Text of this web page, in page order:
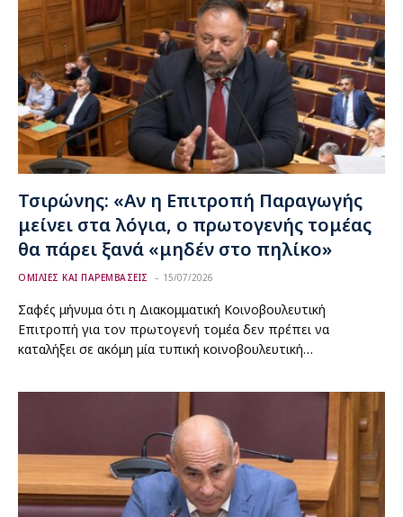
Τσιρώνης: «Αν η Επιτροπή Παραγωγής
μείνει στα λόγια, ο πρωτογενής τομέας
θα πάρει ξανά «μηδέν στο πηλίκο»
ΟΜΙΛΙΕΣ ΚΑΙ ΠΑΡΕΜΒΑΣΕΙΣ 15/07/2026
Σαφές μήνυμα ότι η Διακομματική Κοινοβουλευτική
Επιτροπή για τον πρωτογενή τομέα δεν πρέπει να
καταλήξει σε ακόμη μία τυπική κοινοβουλευτική…